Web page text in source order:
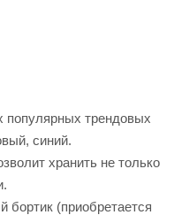
популярных трендовых
синий.
хранить не только
бортик (приобретается